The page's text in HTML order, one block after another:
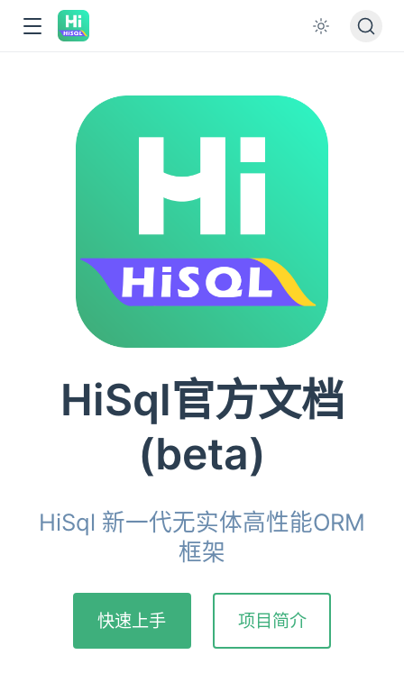
HiSql官方文档
(beta)
HiSql 新一代无实体高性能ORM
框架
快速上手 项目简介